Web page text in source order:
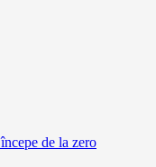
de la zero